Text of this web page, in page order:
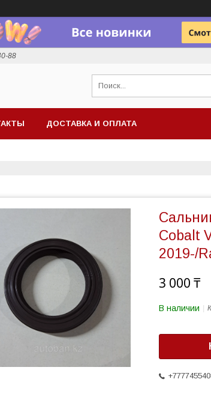
88
ДОСТАВКА И ОПЛАТА
Cobalt
2019-/
3 000 ₸
В наличии